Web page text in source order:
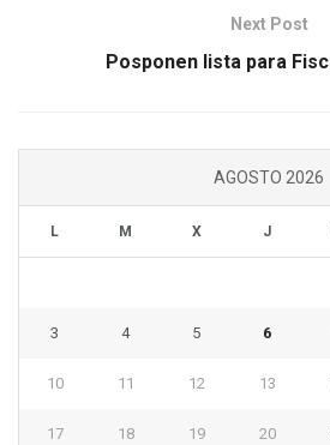
Next Post
Posponen lista para
AGOSTO 2026
L M X J
3 4 5 6
10 11 12 13
17 18 19 20